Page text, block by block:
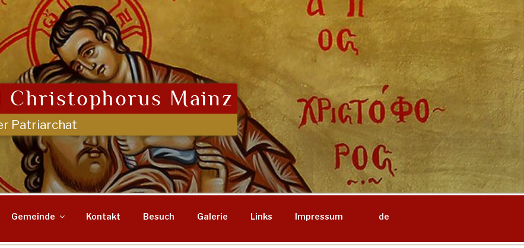
Christophorus Mainz
Patriarchat
Gemeinde Kontakt Besuch Galerie Links Impressum de